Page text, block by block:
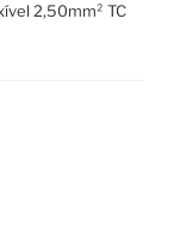
2,50mm² TC